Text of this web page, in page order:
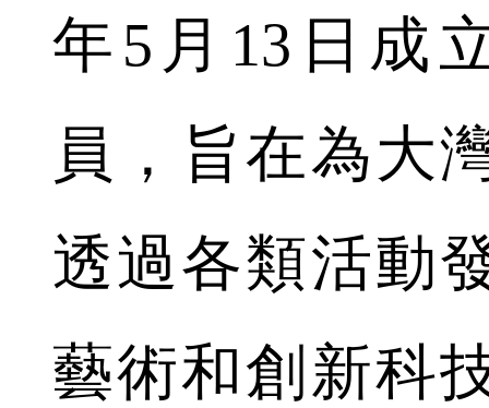
年5月13日成
員，旨在為大
透過各類活動
藝術和創新科